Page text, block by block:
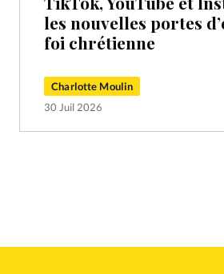
les nouvelles portes
foi chrétienne
Charlotte Moulin
30 Juil 2026